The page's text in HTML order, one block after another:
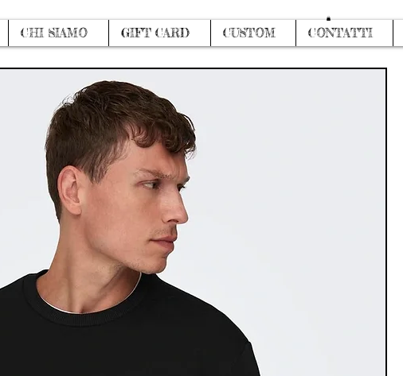
Accedi
CHI SIAMO GIFT CARD CUSTOM CONTATTI